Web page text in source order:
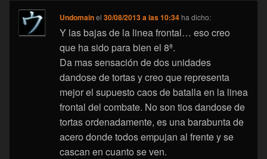
Undomainel30/08/2013 a las 10:34 ha dicho:
Y las bajas de la linea frontal… eso creo
que ha sido para bien el 8ª.
Da mas sensación de dos unidades
dandose de tortas y creo que representa
mejor el supuesto caos de batalla en la linea
frontal del combate. No son tios dandose de
tortas ordenadamente, es una barabunta de
acero donde todos empujan al frente y se
cascan en cuanto se ven.